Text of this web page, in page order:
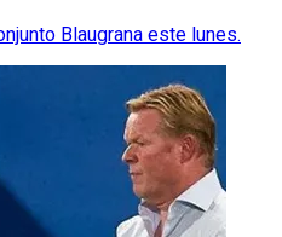
Blaugrana este lunes.